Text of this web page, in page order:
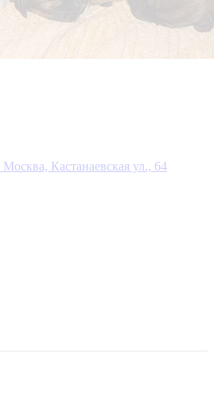
Москва, Кастанаевская ул., 64